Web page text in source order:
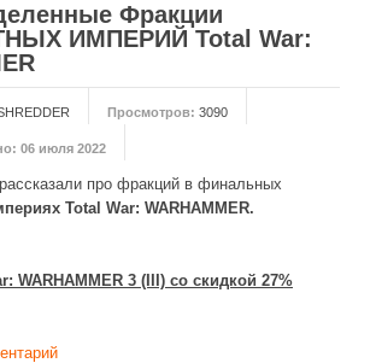
войн»
Фракции
ИМПЕРИЙ Total War:
Просмотров: 3090
06 июля 2022
про фракций в финальных
Total War: WARHAMMER.
WARHAMMER 3 (III) со скидкой 27%